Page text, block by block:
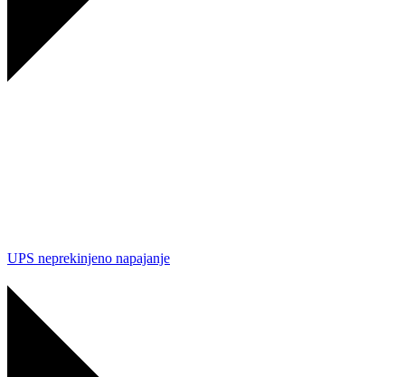
UPS neprekinjeno napajanje